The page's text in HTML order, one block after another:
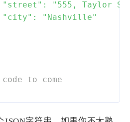
"555, Taylor
"Nashville"
to come